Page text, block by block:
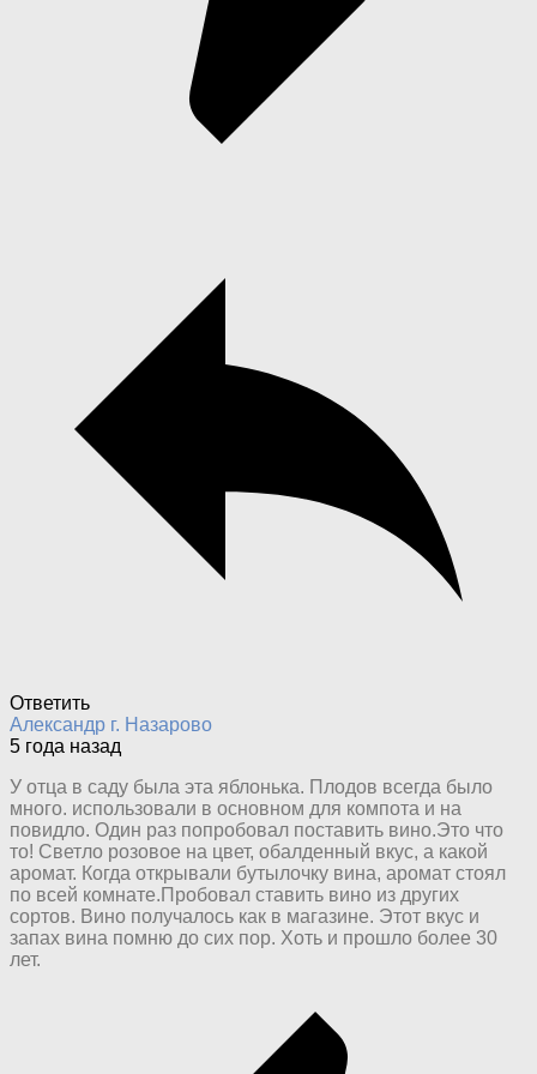
Ответить
Александр г. Назарово
5 года назад
У отца в саду была эта яблонька. Плодов всегда было
много. использовали в основном для компота и на
повидло. Один раз попробовал поставить вино.Это что
то! Светло розовое на цвет, обалденный вкус, а какой
аромат. Когда открывали бутылочку вина, аромат стоял
по всей комнате.Пробовал ставить вино из других
сортов. Вино получалось как в магазине. Этот вкус и
запах вина помню до сих пор. Хоть и прошло более 30
лет.